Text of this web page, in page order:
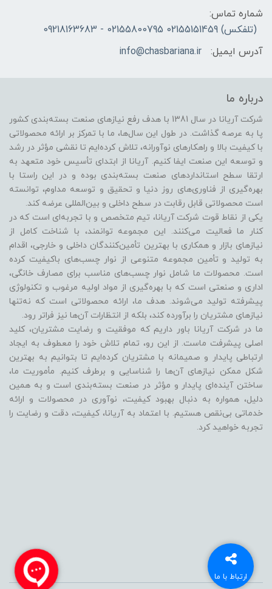
شماره تماس:
(تلفکس) 02155151459 02155800795 - 09218163683
آدرس ایمیل:
info@chasbariana.ir
ارتباط با ما
درباره ما
شرکت آریانا در سال 1381 با هدف رفع نیازهای صنعت بسته‌بندی کشور
پا به عرصه گذاشت. در طول این سال‌ها، ما با تمرکز بر ارائه محصولاتی
با کیفیت بالا و راهکارهای نوآورانه، تلاش کرده‌ایم تا نقشی مؤثر در رشد
و توسعه این صنعت ایفا کنیم. آریانا از ابتدای تأسیس خود متعهد به
ارتقا سطح استانداردهای صنعت بسته‌بندی بوده و در این راستا با
بهره‌گیری از فناوری‌های روز دنیا و تحقیق و توسعه مداوم، توانسته
است محصولاتی قابل رقابت در سطح داخلی و بین‌المللی عرضه کند.
یکی از نقاط قوت شرکت آریانا، تیم متخصص و با تجربه‌ای است که در
کنار ما فعالیت می‌کنند. این مجموعه توانمند، با شناخت کامل از
نیازهای بازار و همکاری با بهترین تأمین‌کنندگان داخلی و خارجی، اقدام
به تولید و تأمین مجموعه متنوعی از نوار چسب‌های باکیفیت کرده
است. محصولات ما شامل نوار چسب‌های مناسب برای مصارف خانگی،
اداری و صنعتی است که با بهره‌گیری از مواد اولیه مرغوب و تکنولوژی
پیشرفته تولید می‌شوند. هدف ما، ارائه محصولاتی است که نه‌تنها
نیازهای مشتریان را برآورده کند، بلکه از انتظارات آن‌ها نیز فراتر رود.
ما در شرکت آریانا باور داریم که موفقیت و رضایت مشتریان، کلید
اصلی پیشرفت ماست. از این رو، تمام تلاش خود را معطوف به ایجاد
ارتباطی پایدار و صمیمانه با مشتریان کرده‌ایم تا بتوانیم به بهترین
شکل ممکن نیازهای آن‌ها را شناسایی و برطرف کنیم. مأموریت ما،
ساختن آینده‌ای پایدار و مؤثر در صنعت بسته‌بندی است و به همین
دلیل، همواره به دنبال بهبود کیفیت، نوآوری در محصولات و ارائه
خدماتی بی‌نقص هستیم. با اعتماد به آریانا، کیفیت، دقت و رضایت را
تجربه خواهید کرد.